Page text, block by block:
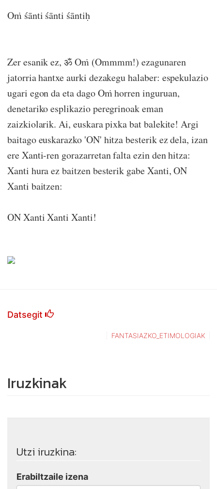
Oṁ śānti śānti śāntiḥ
Zer esanik ez, ॐ Oṁ (Ommmm!) ezagunaren
jatorria hantxe aurki dezakegu halaber: espekulazio
ugari egon da eta dago Oṁ horren inguruan,
denetariko esplikazio peregrinoak eman
zaizkiolarik. Ai, euskara pixka bat balekite! Argi
baitago euskarazko 'ON' hitza besterik ez dela, izan
ere Xanti-ren gorazarretan falta ezin den hitza:
Xanti hura ez baitzen besterik gabe Xanti, ON
Xanti baitzen:
ON Xanti Xanti Xanti!
Datsegit
FANTASIAZKO_ETIMOLOGIAK
Iruzkinak
Utzi iruzkina:
Erabiltzaile izena